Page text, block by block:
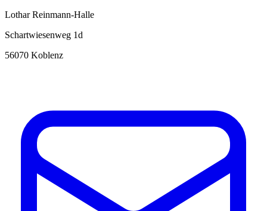
Lothar Reinmann-Halle
Schartwiesenweg 1d
56070 Koblenz